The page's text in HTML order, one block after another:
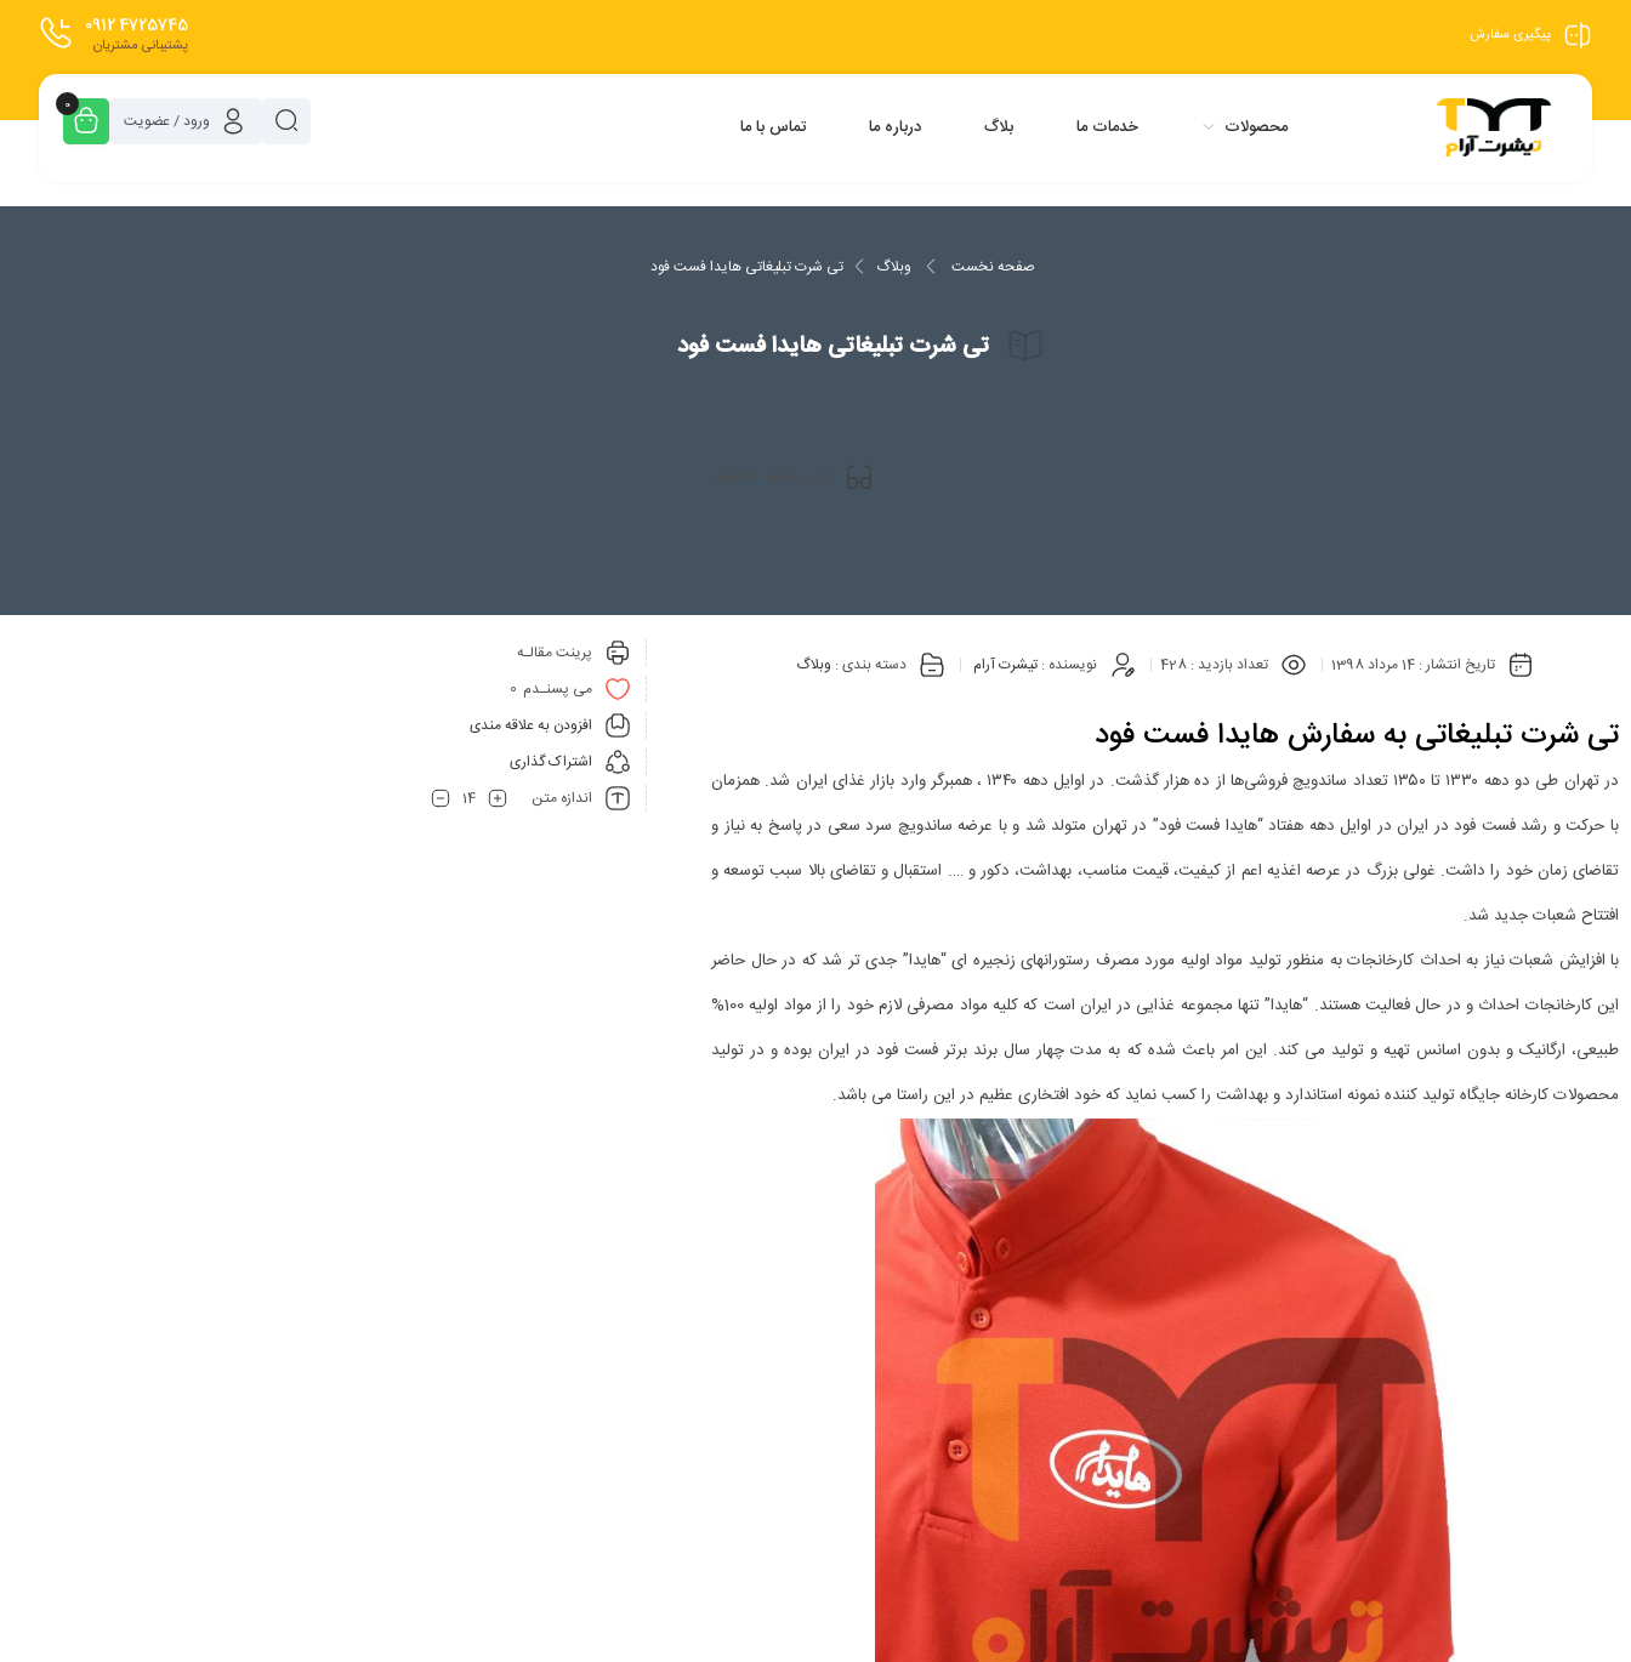
پیگیری سفارش 4725745
0912
پشتیبانی مشتریان
محصولات خدمات ما بلاگ درباره ما تماس با ما
0
ورود / عضویت
صفحه نخست وبلاگ تی شرت تبلیغاتی هایدا فست فود
تی شرت تبلیغاتی هایدا فست فود
تاریخ انتشار : 14 مرداد 1398 تعداد بازدید : 428 نویسنده : تیشرت آرام دسته بندی : وبلاگ
پرینت مقالـه
می پسنـدم 0
افزودن به علاقه مندی
اشتراک گذاری
اندازه متن
14
تی شرت تبلیغاتی به سفارش هایدا فست فود
در تهران طی دو دهه ۱۳۳۰ تا ۱۳۵۰ تعداد ساندویچ ‌فروشى‌ها از ده‌ هزار گذشت. در اوایل دهه ۱۳۴۰ ، همبرگر وارد بازار غذای ایران شد. همزمان
با حرکت و رشد فست فود در ایران در اوایل دهه هفتاد “هایدا فست فود” در تهران متولد شد و با عرضه ساندویچ سرد سعی در پاسخ به نیاز و
تقاضای زمان خود را داشت. غولی بزرگ در عرصه اغذیه اعم از کیفیت، قیمت مناسب، بهداشت، دکور و …. استقبال و تقاضای بالا سبب توسعه و
افتتاح شعبات جدید شد.
با افزایش شعبات نیاز به احداث کارخانجات به منظور تولید مواد اولیه مورد مصرف رستورانهای زنجیره ای “هایدا” جدی تر شد که در حال حاضر
این کارخانجات احداث و در حال فعالیت هستند. “هایدا” تنها مجموعه غذایی در ایران است که کلیه مواد مصرفی لازم خود را از مواد اولیه 100%
طبیعی، ارگانیک و بدون اسانس تهیه و تولید می کند. این امر باعث شده که به مدت چهار سال برند برتر فست فود در ایران بوده و در تولید
محصولات کارخانه جایگاه تولید کننده نمونه استاندارد و بهداشت را کسب نماید که خود افتخاری عظیم در این راستا می باشد.